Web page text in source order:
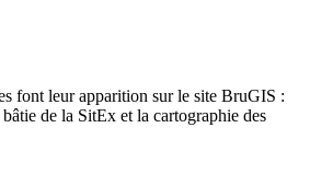
font leur apparition sur le site BruGIS :
de la SitEx et la cartographie des